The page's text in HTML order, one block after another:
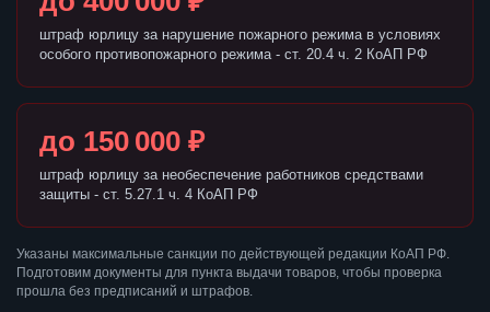
штраф юрлицу за нарушение пожарного режима в условиях
особого противопожарного режима - ст. 20.4 ч. 2 КоАП РФ
до 150 000 ₽
штраф юрлицу за необеспечение работников средствами
защиты - ст. 5.27.1 ч. 4 КоАП РФ
Указаны максимальные санкции по действующей редакции КоАП РФ.
Подготовим документы для пункта выдачи товаров, чтобы проверка
прошла без предписаний и штрафов.